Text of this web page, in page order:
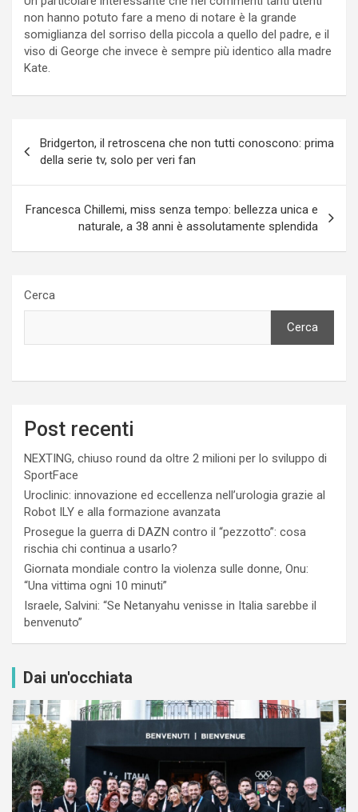
non hanno potuto fare a meno di notare è la grande
somiglianza del sorriso della piccola a quello del padre, e il
viso di George che invece è sempre più identico alla madre
Kate.
articoli
Bridgerton, il retroscena che non tutti conoscono: prima
della serie tv, solo per veri fan
Francesca Chillemi, miss senza tempo: bellezza unica e
naturale, a 38 anni è assolutamente splendida
Cerca
Cerca
Post recenti
NEXTING, chiuso round da oltre 2 milioni per lo sviluppo di
SportFace
Uroclinic: innovazione ed eccellenza nell’urologia grazie al
Robot ILY e alla formazione avanzata
Prosegue la guerra di DAZN contro il “pezzotto”: cosa
rischia chi continua a usarlo?
Giornata mondiale contro la violenza sulle donne, Onu:
“Una vittima ogni 10 minuti”
Israele, Salvini: “Se Netanyahu venisse in Italia sarebbe il
benvenuto”
Dai un'occhiata